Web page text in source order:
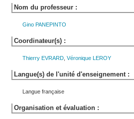
Nom du professeur :
Gino PANEPINTO
Coordinateur(s) :
Thierry EVRARD Véronique LEROY
Langue(s) de l'unité d'enseignement :
Langue française
Organisation et évaluation :